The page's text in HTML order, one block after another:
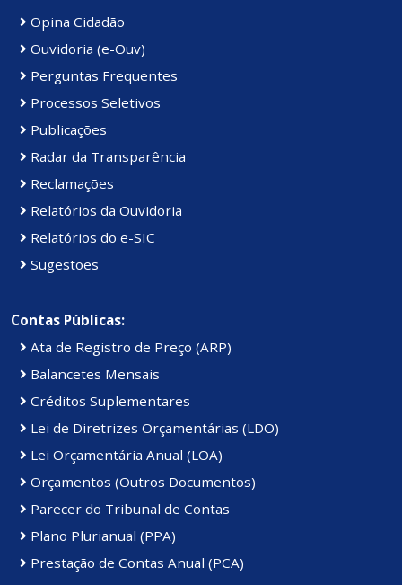
Opina Cidadão
Ouvidoria (e-Ouv)
Perguntas Frequentes
Processos Seletivos
Publicações
Radar da Transparência
Reclamações
Relatórios da Ouvidoria
Relatórios do e-SIC
Sugestões
Contas Públicas:
Ata de Registro de Preço (ARP)
Balancetes Mensais
Créditos Suplementares
Lei de Diretrizes Orçamentárias (LDO)
Lei Orçamentária Anual (LOA)
Orçamentos (Outros Documentos)
Parecer do Tribunal de Contas
Plano Plurianual (PPA)
Prestação de Contas Anual (PCA)